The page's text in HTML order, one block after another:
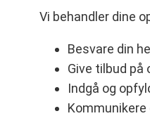
Vi behandler dine
Besvare din
Give tilbud på
Indgå og